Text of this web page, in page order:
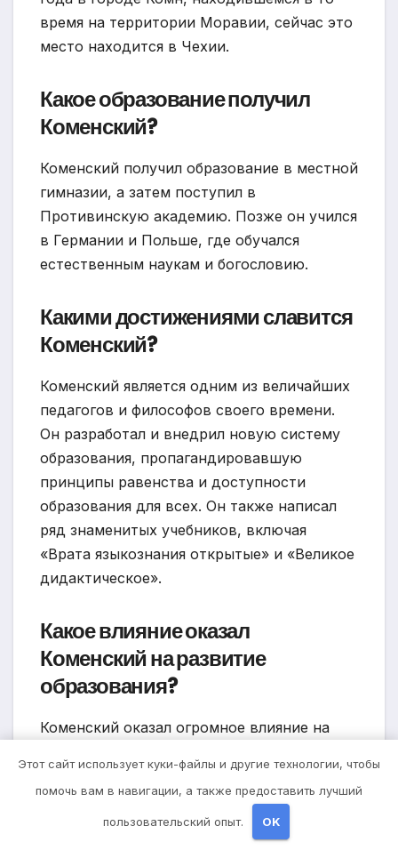
время на территории Моравии, сейчас это
место находится в Чехии.
Какое образование получил
Коменский?
Коменский получил образование в местной
гимназии, а затем поступил в
Противинскую академию. Позже он учился
в Германии и Польше, где обучался
естественным наукам и богословию.
Какими достижениями славится
Коменский?
Коменский является одним из величайших
педагогов и философов своего времени.
Он разработал и внедрил новую систему
образования, пропагандировавшую
принципы равенства и доступности
образования для всех. Он также написал
ряд знаменитых учебников, включая
«Врата языкознания открытые» и «Великое
дидактическое».
Какое влияние оказал
Коменский на развитие
образования?
Коменский оказал огромное влияние на
равенстве и доступности образования для
всех стали основой для формирования
современной системы образования. Он
Этот сайт использует куки-файлы и другие технологии, чтобы
помочь вам в навигации, а также предоставить лучший
пользовательский опыт. OK